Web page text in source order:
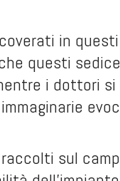
in
questi
i dottori
sul